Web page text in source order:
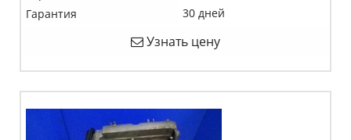
Гарантия
30 дней
Узнать цену